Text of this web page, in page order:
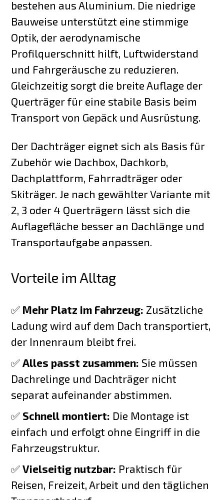
bestehen aus Aluminium. Die niedrige
Bauweise unterstützt eine stimmige
Optik, der aerodynamische
Profilquerschnitt hilft, Luftwiderstand
und Fahrgeräusche zu reduzieren.
Gleichzeitig sorgt die breite Auflage der
Querträger für eine stabile Basis beim
Transport von Gepäck und Ausrüstung.
Der Dachträger eignet sich als Basis für
Zubehör wie Dachbox, Dachkorb,
Dachplattform, Fahrradträger oder
Skiträger. Je nach gewählter Variante mit
2, 3 oder 4 Querträgern lässt sich die
Auflagefläche besser an Dachlänge und
Transportaufgabe anpassen.
Vorteile im Alltag
✅ Mehr Platz im Fahrzeug: Zusätzliche
Ladung wird auf dem Dach transportiert,
der Innenraum bleibt frei.
✅Alles passt zusammen: Sie müssen
Dachrelinge und Dachträger nicht
separat aufeinander abstimmen.
✅ Schnell montiert: Die Montage ist
einfach und erfolgt ohne Eingriff in die
Fahrzeugstruktur.
✅Vielseitig nutzbar: Praktisch für
Reisen, Freizeit, Arbeit und den täglichen